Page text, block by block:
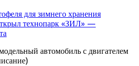
для зимнего хранения
технопарк «ЗИЛ» —
автомобиль с двигателем